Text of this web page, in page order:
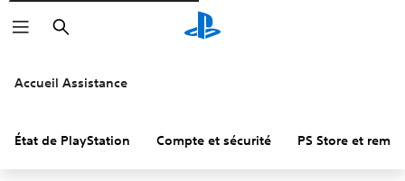
Rechercher
Accueil Assistance
État de PlayStation Compte et sécurité PS Store et